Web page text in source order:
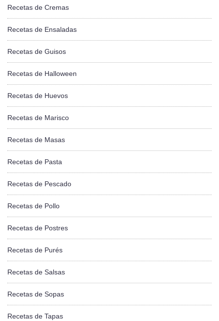
Recetas de Cremas
Recetas de Ensaladas
Recetas de Guisos
Recetas de Halloween
Recetas de Huevos
Recetas de Marisco
Recetas de Masas
Recetas de Pasta
Recetas de Pescado
Recetas de Pollo
Recetas de Postres
Recetas de Purés
Recetas de Salsas
Recetas de Sopas
Recetas de Tapas